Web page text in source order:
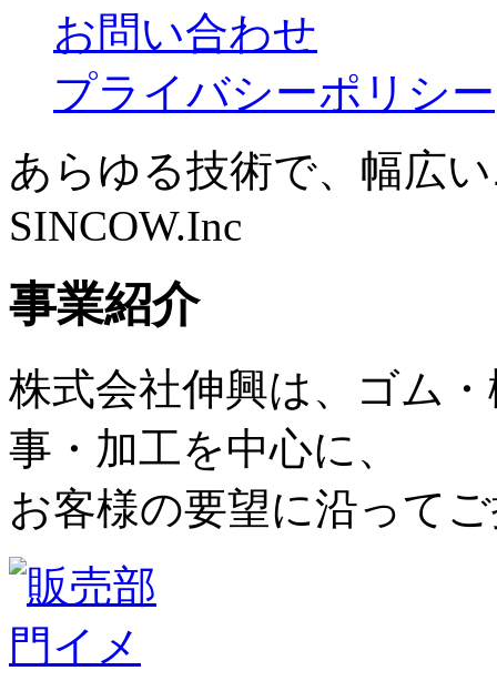
お問い合わせ
プライバシーポリシー
あらゆる技術で、幅広
SINCOW.Inc
事業紹介
株式会社伸興は、ゴム
事・加工を中心に、
お客様の要望に沿って